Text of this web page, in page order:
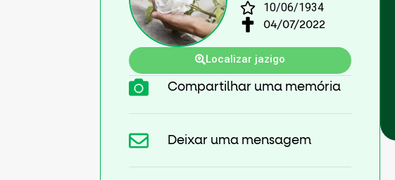
10/06/1934
04/07/2022
Localizar jazigo
Compartilhar uma memória
Deixar uma mensagem